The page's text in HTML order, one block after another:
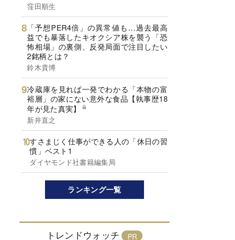
窪田順生
「予想PER4倍」の異常値も…過去最高
益でも暴落したキオクシア株を襲う「恐
怖相場」の裏側、反発局面で注目したい
2銘柄とは？
鈴木貴博
冷蔵庫を見れば一発でわかる「本物の富
裕層」の家にない意外な食品【執事歴18
年が見た真実】
新井直之
すさまじく仕事ができる人の「休日の習
慣」ベスト1
ダイヤモンド社書籍編集局
ランキング一覧
トレンドウォッチ